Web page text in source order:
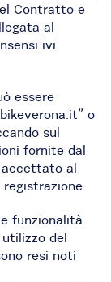
Contratto e
al
ivi
essere
o
sul
fornite dal
accettato al
funzionalità
del
resi noti